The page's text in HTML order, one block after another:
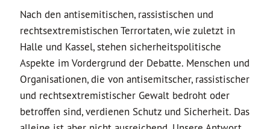
Nach den antisemitischen, rassistischen und
rechtsextremistischen Terrortaten, wie zuletzt in
Halle und Kassel, stehen sicherheitspolitische
Aspekte im Vordergrund der Debatte. Menschen und
Organisationen, die von antisemitscher, rassistischer
und rechtsextremistischer Gewalt bedroht oder
betroffen sind, verdienen Schutz und Sicherheit. Das